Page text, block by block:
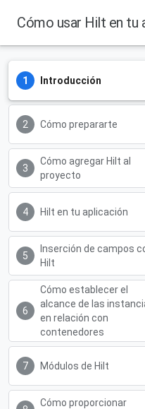
Cómo usar Hilt en tu
Introducción
Cómo prepararte
Cómo agregar Hilt al
proyecto
Hilt en tu aplicación
Inserción de campos
Hilt
Cómo establecer el
alcance de las
en relación con
contenedores
Módulos de Hilt
Cómo proporcionar